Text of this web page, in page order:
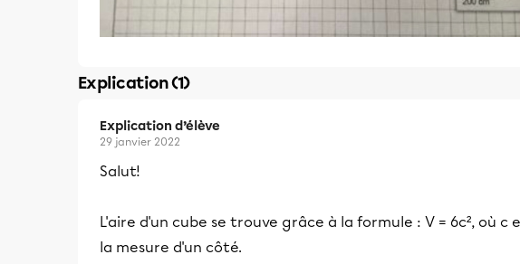
Explication (1)
Explication d’élève
29 janvier 2022
Salut!
L'aire d'un cube se trouve grâce à la formule : V = 6c², où c
la mesure d'un côté.